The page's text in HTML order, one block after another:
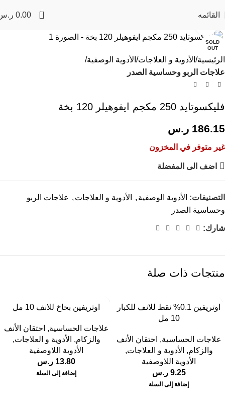
القائمه 0
0.00
SOLD
OUT
الرئيسية الأدوية و العلاجات الأدوية الوصفية
علاجات الربو وحساسية الصدر
فليكسوتايد 250 مكجم ايفوهيلر 120 بخة
186.15 ر.س
غير متوفر في المخزون
اضف الى المفضلة
التصنيفات: الأدوية الوصفية , الأدوية و العلاجات , علاجات الربو
وحساسية الصدر
شارك:
منتجات ذات صلة
اوتريفين 0.1% نقط للانف للكبار
10 مل
علاجات الحساسية, احتقان الأنف
والزكام, الأدوية و العلاجات,
الأدوية اللاوصفية
9.25 ر.س
إضافة إلى السلة
اوتريفين بخاخ للانف 10 مل
علاجات الحساسية, احتقان الأنف
والزكام, الأدوية و العلاجات,
الأدوية اللاوصفية
13.80 ر.س
إضافة إلى السلة